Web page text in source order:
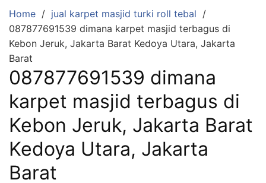
Home
jual karpet masjid turki roll tebal
087877691539 dimana karpet masjid terbagus di
Kebon Jeruk, Jakarta Barat Kedoya Utara, Jakarta
Barat
087877691539 dimana
karpet masjid terbagus di
Kebon Jeruk, Jakarta Barat
Kedoya Utara, Jakarta
Barat